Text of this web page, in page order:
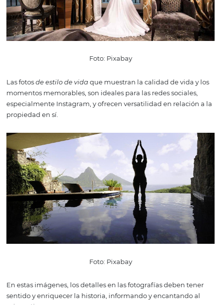
caso, debe prestar atención a la validez de los contratos
usar las imágenes de los modelos, ya que después de
período, deberá renovar el contrato o sacar las fotos del
manera tendrá una colección más grande y más
alcance de sus fotografías, después de todo, los
también forman la imagen de una empresa. Sin
tenga en cuenta que es necesario obtener un permiso